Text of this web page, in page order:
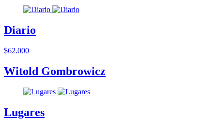
Diario
$62.000
Witold Gombrowicz
Lugares